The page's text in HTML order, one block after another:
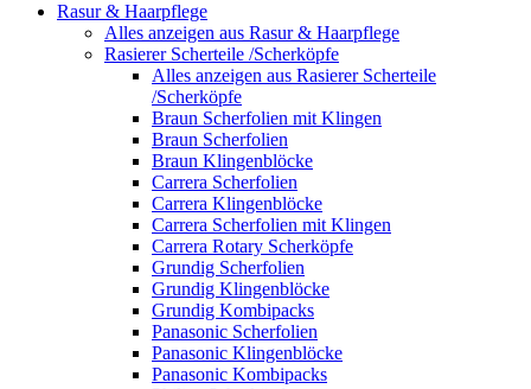
Rasur & Haarpflege
Alles anzeigen aus Rasur & Haarpflege
Rasierer Scherteile /Scherköpfe
Alles anzeigen aus Rasierer Scherteile
/Scherköpfe
Braun Scherfolien mit Klingen
Braun Scherfolien
Braun Klingenblöcke
Carrera Scherfolien
Carrera Klingenblöcke
Carrera Scherfolien mit Klingen
Carrera Rotary Scherköpfe
Grundig Scherfolien
Grundig Klingenblöcke
Grundig Kombipacks
Panasonic Scherfolien
Panasonic Klingenblöcke
Panasonic Kombipacks